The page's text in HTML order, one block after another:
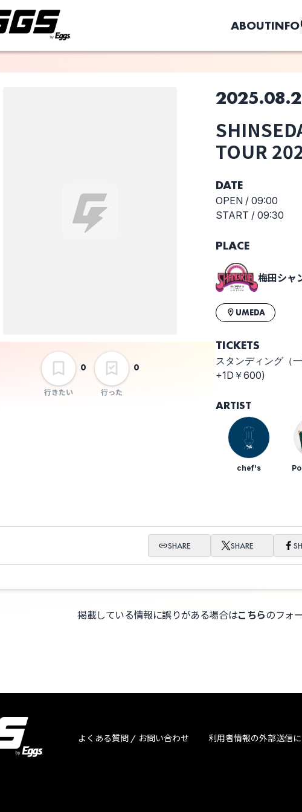
ABOUTINFO
行きたい
0
行った
0
寝ごはん
TOUR
DATE
OPEN / 09:00
START / 09:30
PLACE
梅田シャ
UMEDA
TICKETS
スタンディング（
+1D￥600)
ARTIST
chef's
SHARE SHARE
掲載している情報に誤りがある場合はこちらのフォ
このライブの取り置きは終了しま
よくある質問 / お問い合わせ 利用者情報の外部送信